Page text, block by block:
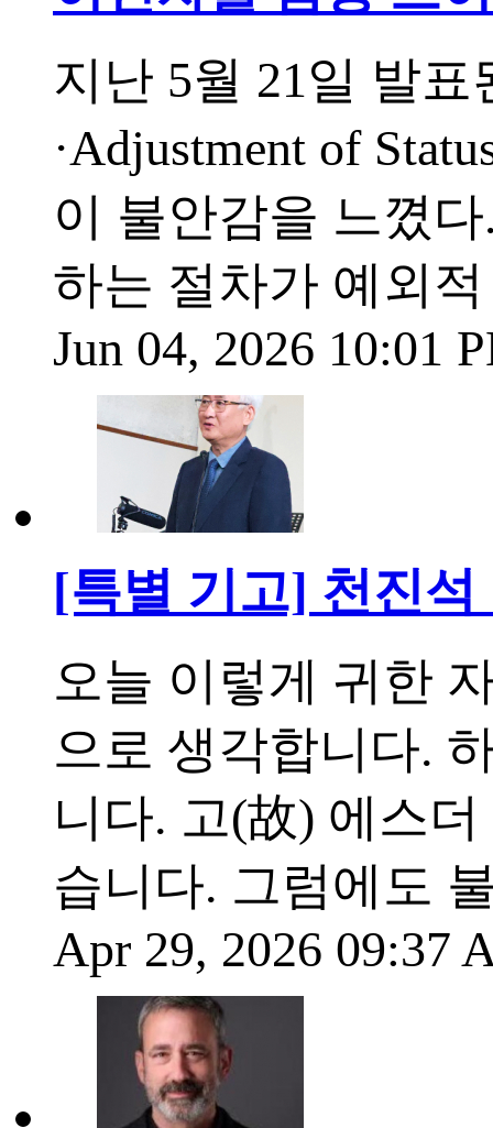
지난 5월 21일 발
·Adjustment of
이 불안감을 느꼈
하는 절차가 예외
Jun 04, 2026 10:01
[특별 기고] 천진석
오늘 이렇게 귀한
으로 생각합니다.
니다. 고(故) 에스
습니다. 그럼에도
Apr 29, 2026 09:37